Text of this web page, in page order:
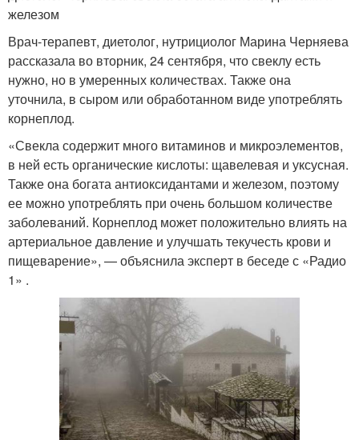
железом
Врач-терапевт, диетолог, нутрициолог Марина Черняева
рассказала во вторник, 24 сентября, что свеклу есть
нужно, но в умеренных количествах. Также она
уточнила, в сыром или обработанном виде употреблять
корнеплод.
«Свекла содержит много витаминов и микроэлементов,
в ней есть органические кислоты: щавелевая и уксусная.
Также она богата антиоксидантами и железом, поэтому
ее можно употреблять при очень большом количестве
заболеваний. Корнеплод может положительно влиять на
артериальное давление и улучшать текучесть крови и
пищеварение», — объяснила эксперт в беседе с «Радио
1» .